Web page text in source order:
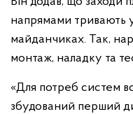
напрямами тривають
майданчиках. Так,
монтаж, наладку та
«Для потреб систем
збудований перший